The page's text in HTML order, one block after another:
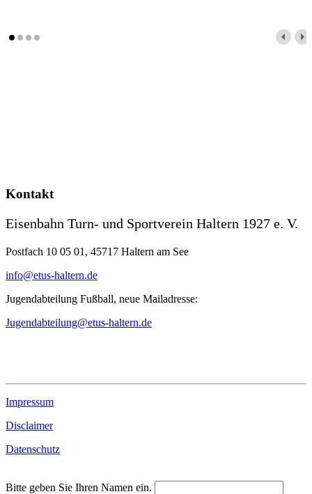
Kontakt
Eisenbahn Turn- und Sportverein Haltern 1927 e. V.
Postfach 10 05 01, 45717 Haltern am See
info@etus-haltern.de
Jugendabteilung Fußball, neue Mailadresse:
Jugendabteilung@etus-haltern.de
Impressum
Disclaimer
Datenschutz
Bitte geben Sie Ihren Namen ein.